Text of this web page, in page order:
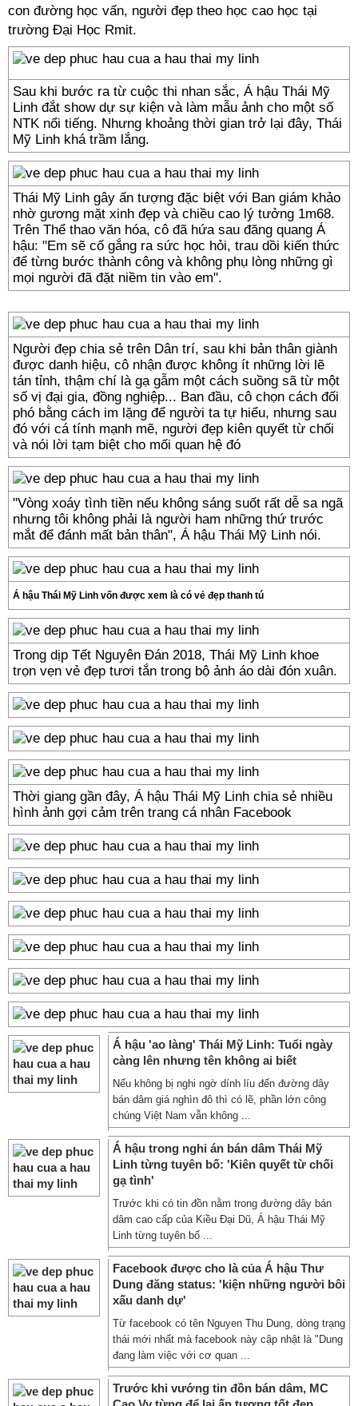
con đường học vấn, người đẹp theo học cao học tại
trường Đại Học Rmit.
Sau khi bước ra từ cuộc thi nhan sắc, Á hậu Thái Mỹ
Linh đắt show dự sự kiện và làm mẫu ảnh cho một số
NTK nổi tiếng. Nhưng khoảng thời gian trở lại đây, Thái
Mỹ Linh khá trầm lắng.
Thái Mỹ Linh gây ấn tượng đặc biệt với Ban giám khảo
nhờ gương mặt xinh đẹp và chiều cao lý tưởng 1m68.
Trên Thể thao văn hóa, cô đã hứa sau đăng quang Á
hậu: "Em sẽ cố gắng ra sức học hỏi, trau dồi kiến thức
để từng bước thành công và không phụ lòng những gì
mọi người đã đặt niềm tin vào em".
Người đẹp chia sẻ trên Dân trí, sau khi bản thân giành
được danh hiệu, cô nhận được không ít những lời lẽ
tán tỉnh, thậm chí là gạ gẫm một cách suồng sã từ một
số vị đại gia, đồng nghiệp... Ban đầu, cô chọn cách đối
phó bằng cách im lặng để người ta tự hiểu, nhưng sau
đó với cá tính mạnh mẽ, người đẹp kiên quyết từ chối
và nói lời tạm biệt cho mối quan hệ đó
"Vòng xoáy tình tiền nếu không sáng suốt rất dễ sa ngã
nhưng tôi không phải là người ham những thứ trước
mắt để đánh mất bản thân", Á hậu Thái Mỹ Linh nói.
Á hậu Thái Mỹ Linh vốn được xem là có vẻ đẹp thanh tú
Trong dịp Tết Nguyên Đán 2018, Thái Mỹ Linh khoe
trọn vẹn vẻ đẹp tươi tắn trong bộ ảnh áo dài đón xuân.
Thời giang gần đây, Á hậu Thái Mỹ Linh chia sẻ nhiều
hình ảnh gợi cảm trên trang cá nhân Facebook
Á hậu 'ao làng' Thái Mỹ Linh: Tuổi ngày
càng lên nhưng tên không ai biết
Nếu không bị nghi ngờ dính líu đến đường dây
bán dâm giá nghìn đô thì có lẽ, phần lớn công
chúng Việt Nam vẫn không ...
Á hậu trong nghi án bán dâm Thái Mỹ
Linh từng tuyên bố: 'Kiên quyết từ chối
gạ tình'
Trước khi có tin đồn nằm trong đường dây bán
dâm cao cấp của Kiều Đại Dũ, Á hậu Thái Mỹ
Linh từng tuyên bố ...
Facebook được cho là của Á hậu Thư
Dung đăng status: 'kiện những người bôi
xấu danh dự'
Từ facebook có tên Nguyen Thu Dung, dòng trạng
thái mới nhất mà facebook này cập nhật là "Dung
đang làm việc với cơ quan ...
Trước khi vướng tin đồn bán dâm, MC